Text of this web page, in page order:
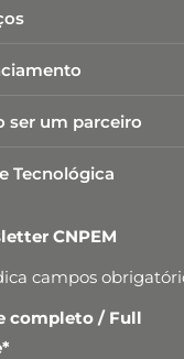
ser um parceiro
Tecnológica
CNPEM
campos
completo / Full
*